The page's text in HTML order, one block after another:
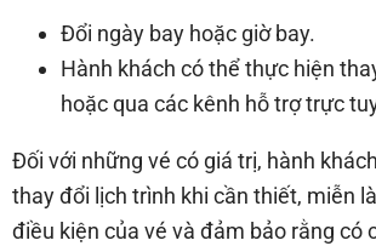
Đổi ngày bay hoặc giờ bay.
Hành khách có thể thực hiện
hoặc qua các kênh hỗ trợ trực
Đối với những vé có giá trị, hành
thay đổi lịch trình khi cần thiết, miễn
điều kiện của vé và đảm bảo rằng có